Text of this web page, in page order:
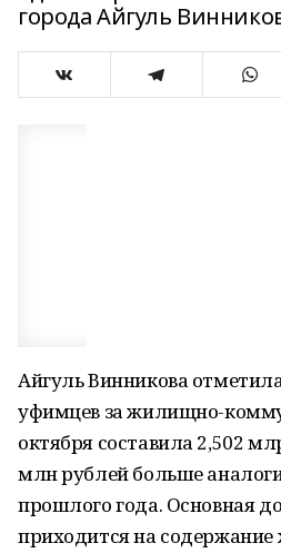
города Айгуль
Айгуль Винникова
уфимцев за жилищно-
октября составила 2,502
млн рублей больше
прошлого года. Основная
приходится на содержание